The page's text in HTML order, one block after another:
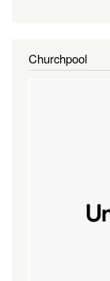
Churchpool